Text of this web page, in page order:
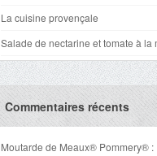
La cuisine provençale
Salade de nectarine et tomate à la
Commentaires récents
Moutarde de Meaux® Pommery® :